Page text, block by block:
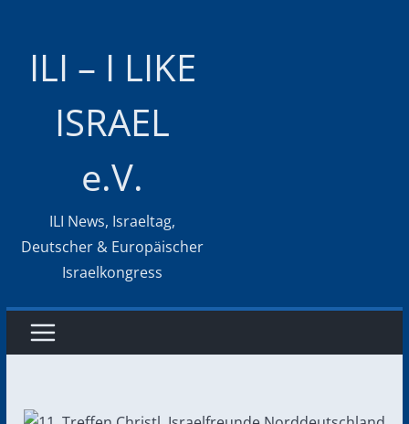
ILI – I LIKE
ISRAEL
e.V.
ILI News, Israeltag,
Deutscher & Europäischer
Israelkongress